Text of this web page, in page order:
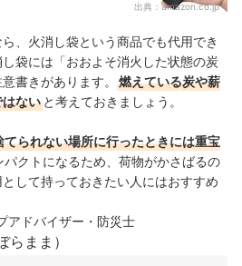
出典：amazon.co.jp
、火消し袋という商品でも代用でき
袋には「おおよそ消火した状態の炭
書きがあります。
燃えている炭や薪
ない と考えておきましょう 。
られない場所に行ったときには重宝
クトになるため、 荷物がかさばるの
して持っておきたい人にはおすすめ
アドバイザー・防災士
らまま）